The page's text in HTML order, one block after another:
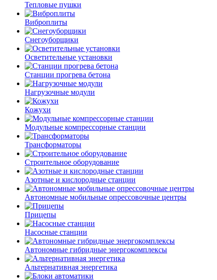
Тепловые пушки
Виброплиты
Снегоуборщики
Осветительные установки
Станции прогрева бетона
Нагрузочные модули
Кожухи
Модульные компрессорные станции
Трансформаторы
Строительное оборудование
Азотные и кислородные станции
Автономные мобильные опрессовочные центры
Прицепы
Насосные станции
Автономные гибридные энергокомплексы
Альтернативная энергетика